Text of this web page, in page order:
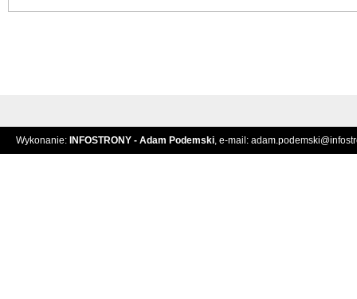
Wykonanie: INFOSTRONY - Adam Podemski, e-mail: